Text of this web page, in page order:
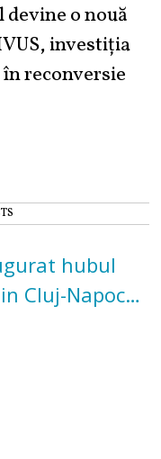
o nouă
investiția
reconversie
hubul
Cluj-Napoca.
de euro